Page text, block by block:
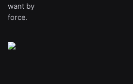
want by
force.